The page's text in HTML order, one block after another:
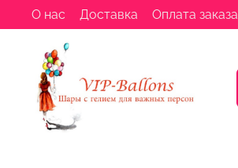
О нас Доставка Оплата заказа